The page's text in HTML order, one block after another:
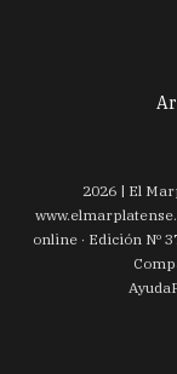
2026| El
www.
online · Edición Nº
Ayuda